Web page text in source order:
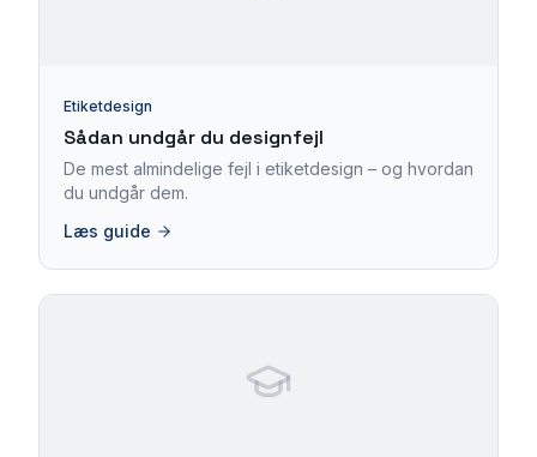
Etiketdesign
Sådan undgår du designfejl
De mest almindelige fejl i etiketdesign – og hvordan
du undgår dem.
Læs guide